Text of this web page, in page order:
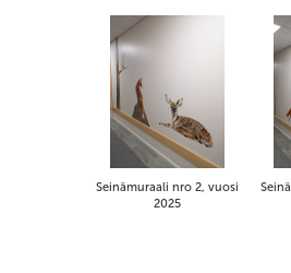
Seinämuraali nro 2, vuosi
2025